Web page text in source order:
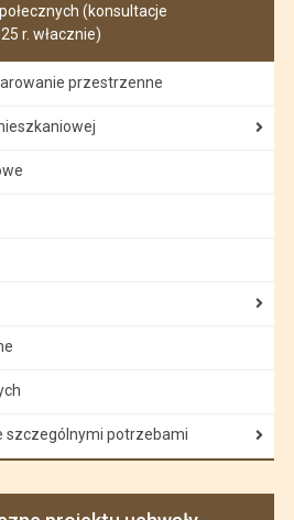
(konsultacje
r. włacznie)
przestrzenne
szczególnymi potrzebami